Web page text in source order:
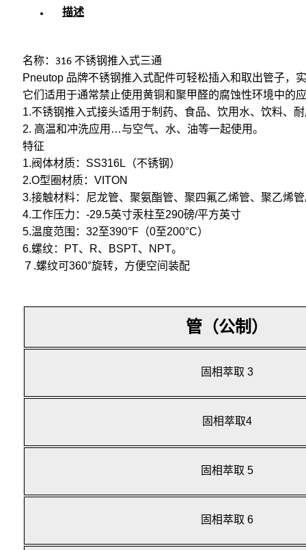
描述
名称：316 不锈钢推入式三通
Pneutop 品牌不锈钢推入式配件可轻松插入和取出管子，
它们适用于通常禁止使用黄铜和聚甲醛的腐蚀性环境中的
1.不锈钢推入式接头适用于制药、食品、饮用水、饮料、
2. 高温和冲洗应用…与空气、水、油等一起使用。
特征
1.阀体材质：SS316L（不锈钢）
2.O型圈材质：VITON
3.接触材料：尼龙管、聚氨酯管、聚四氟乙烯管、聚乙烯
4.工作压力：-29.5英寸汞柱至290磅/平方英寸
5.温度范围：32至390°F（0至200°C）
6.螺纹：PT、R、BSPT、NPT。
７.螺纹可360°旋转，方便空间装配
管（公制）
固相萃取 3
固相萃取4
固相萃取 5
固相萃取 6